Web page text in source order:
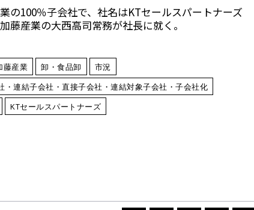
の100％子会社で、社名はKTセールスパートナーズ
加藤産業の大西高司常務が社長に就く。
藤産業 卸・食品卸
市況
・連結子会社・直接子会社・連結対象子会社・子会社化
KTセールスパートナーズ